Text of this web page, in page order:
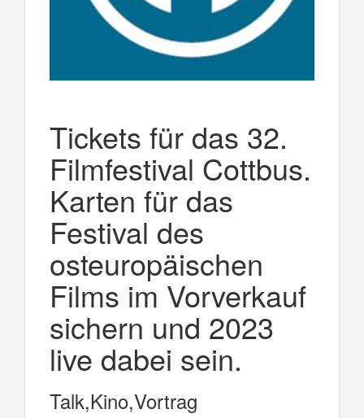
Tickets für das 32.
Filmfestival Cottbus.
Karten für das
Festival des
osteuropäischen
Films im Vorverkauf
sichern und 2023
live dabei sein.
Talk,Kino,Vortrag